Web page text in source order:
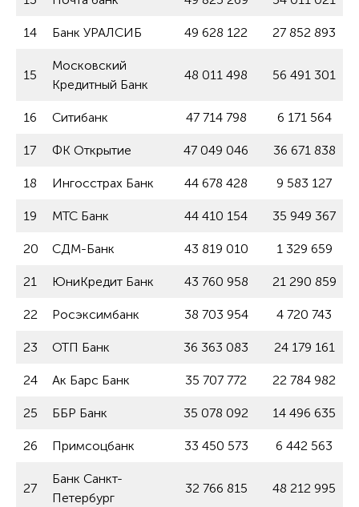
14 Банк УРАЛСИБ 49 628 122 27 852 893
15
Московский
Кредитный Банк
48 011 498 56 491 301
16 Ситибанк 47 714 798 6 171 564
17 ФК Открытие 47 049 046 36 671 838
18 Ингосстрах Банк 44 678 428 9 583 127
19 МТС Банк 44 410 154 35 949 367
20 СДМ-Банк 43 819 010 1 329 659
21 ЮниКредит Банк 43 760 958 21 290 859
22 Росэксимбанк 38 703 954 4 720 743
23 ОТП Банк 36 363 083 24 179 161
24 Ак Барс Банк 35 707 772 22 784 982
25 ББР Банк 35 078 092 14 496 635
26 Примсоцбанк 33 450 573 6 442 563
27
Банк Санкт-
Петербург
32 766 815 48 212 995